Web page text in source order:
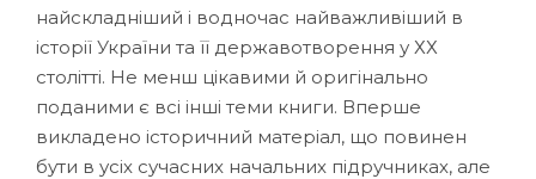
найскладніший і водночас найважливіший в
історії України та її державотворення у ХХ
столітті. Не менш цікавими й оригінально
поданими є всі інші теми книги. Вперше
викладено історичний матеріал, що повинен
бути в усіх сучасних начальних підручниках, але